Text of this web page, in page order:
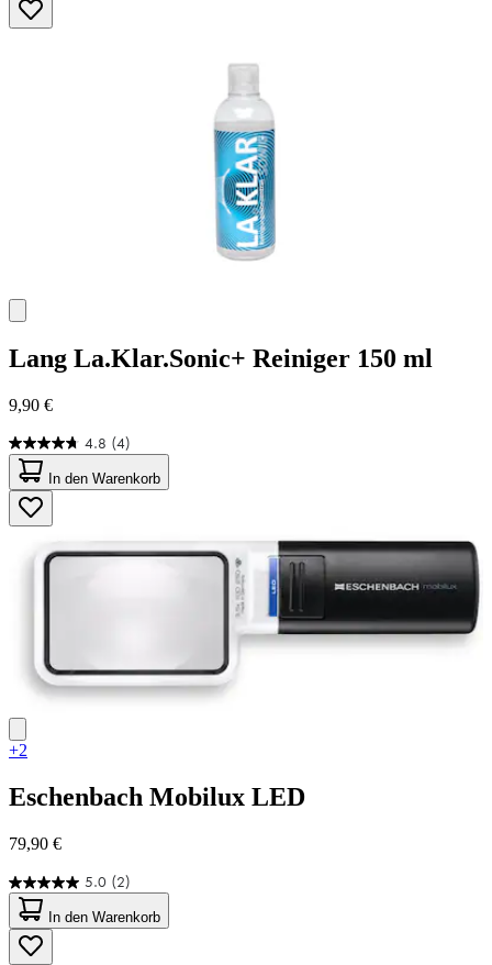
Sternen.
45
Lang La.Klar.Sonic+ Reiniger 150 ml
9,90 €
4.8 (4)
4.8
von
5
Sternen.
4
Bewertungen
In den Warenkorb
+2
Eschenbach Mobilux LED
79,90 €
5.0 (2)
5.0
von
5
Sternen.
In den Warenkorb